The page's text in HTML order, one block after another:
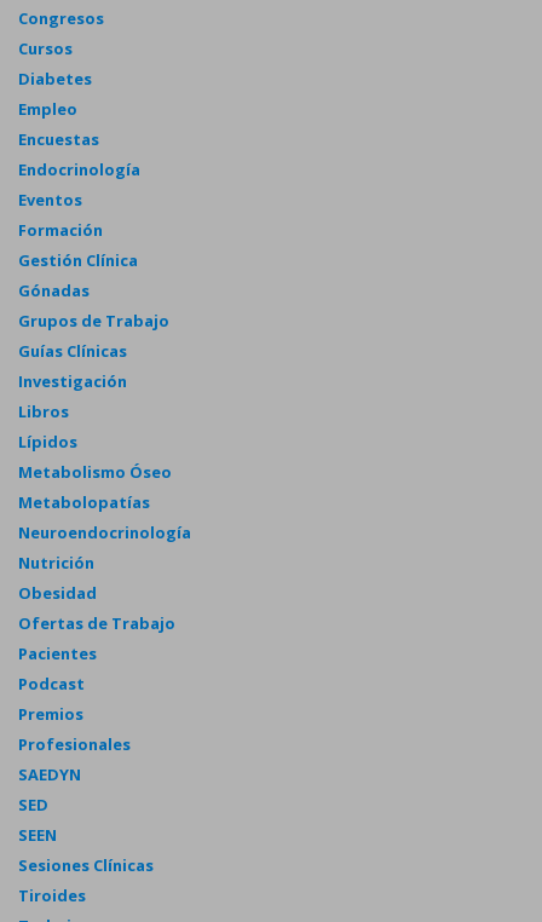
Congresos
Cursos
Diabetes
Empleo
Encuestas
Endocrinología
Eventos
Formación
Gestión Clínica
Gónadas
Grupos de Trabajo
Guías Clínicas
Investigación
Libros
Lípidos
Metabolismo Óseo
Metabolopatías
Neuroendocrinología
Nutrición
Obesidad
Ofertas de Trabajo
Pacientes
Podcast
Premios
Profesionales
SAEDYN
SED
SEEN
Sesiones Clínicas
Tiroides